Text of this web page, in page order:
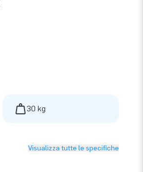
30 kg
Visualizza tutte le specifiche